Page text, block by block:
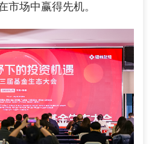
市场中赢得先机。